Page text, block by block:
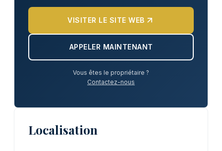
VISITER LE SITE WEB
APPELER MAINTENANT
Vous êtes le propriétaire ?
Contactez-nous
Localisation